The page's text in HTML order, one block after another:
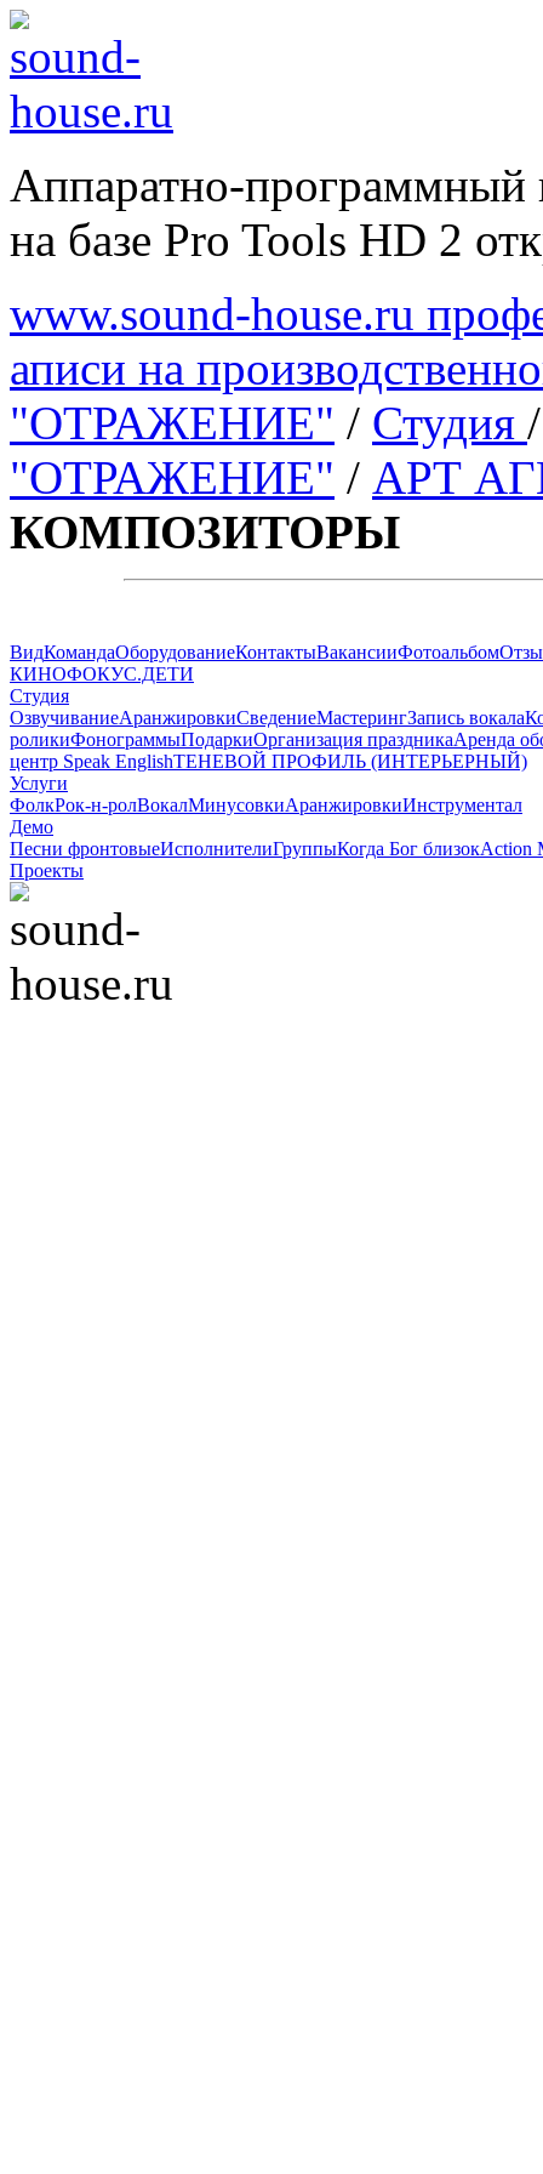
Аппаратно-программный
на базе Pro Tools HD 2
www.sound-house.ru
аписи на
"ОТРАЖЕНИЕ" / Студия
"ОТРАЖЕНИЕ" / АРТ
КОМПОЗИТОРЫ
ВидКомандаОборудованиеКонтактыВакансииФотоальбом
КИНОФОКУС.ДЕТИ
Студия
ОзвучиваниеАранжировкиСведениеМастерингЗапись вокала
роликиФонограммыПодаркиОрганизация праздникаАренда
центр Speak EnglishТЕНЕВОЙ ПРОФИЛЬ (ИНТЕРЬЕРНЫЙ)
Услуги
ФолкРок-н-ролВокалМинусовкиАранжировкиИнструментал
Демо
Песни фронтовыеИсполнителиГруппыКогда Бог близокAction
Проекты